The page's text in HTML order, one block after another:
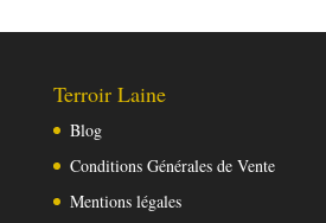
Terroir Laine
Blog
Conditions Générales de Vente
Mentions légales